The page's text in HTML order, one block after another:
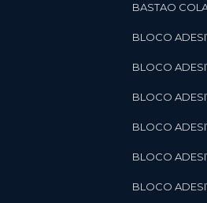
BASTAO
BLOCO
BLOCO
BLOCO
BLOCO
BLOCO
BLOCO